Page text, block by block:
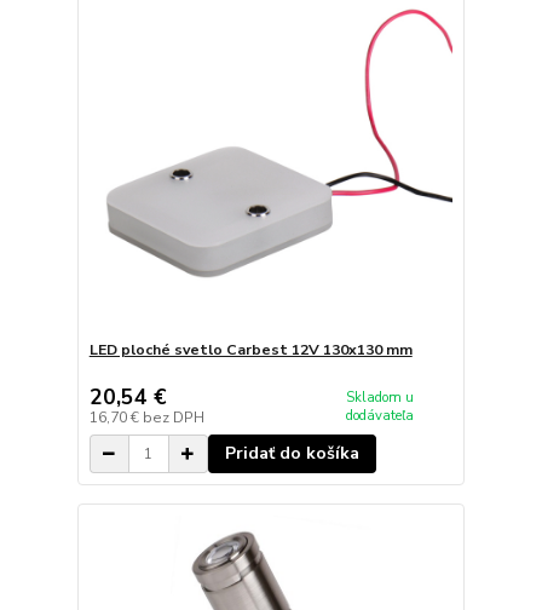
LED ploché svetlo Carbest 12V 130x130 mm
20,54 €
16,70 € bez DPH
Skladom u
dodávateľa
Pridať do košíka